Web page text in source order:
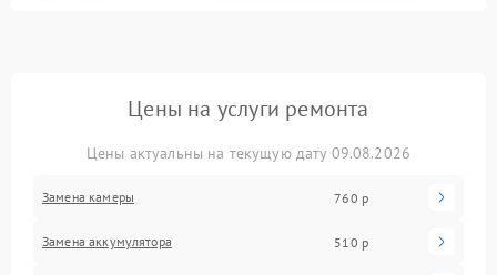
Цены на услуги ремонта
Цены актуальны на текущую дату 09.08.2026
Замена камеры 760 р
Замена аккумулятора 510 р